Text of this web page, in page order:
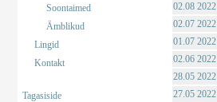
Soontaimed
Ämblikud
Lingid
Kontakt
Tagasiside
02.08 2022
02.07 2022
01.07 2022
02.06 2022
28.05 2022
27.05 2022